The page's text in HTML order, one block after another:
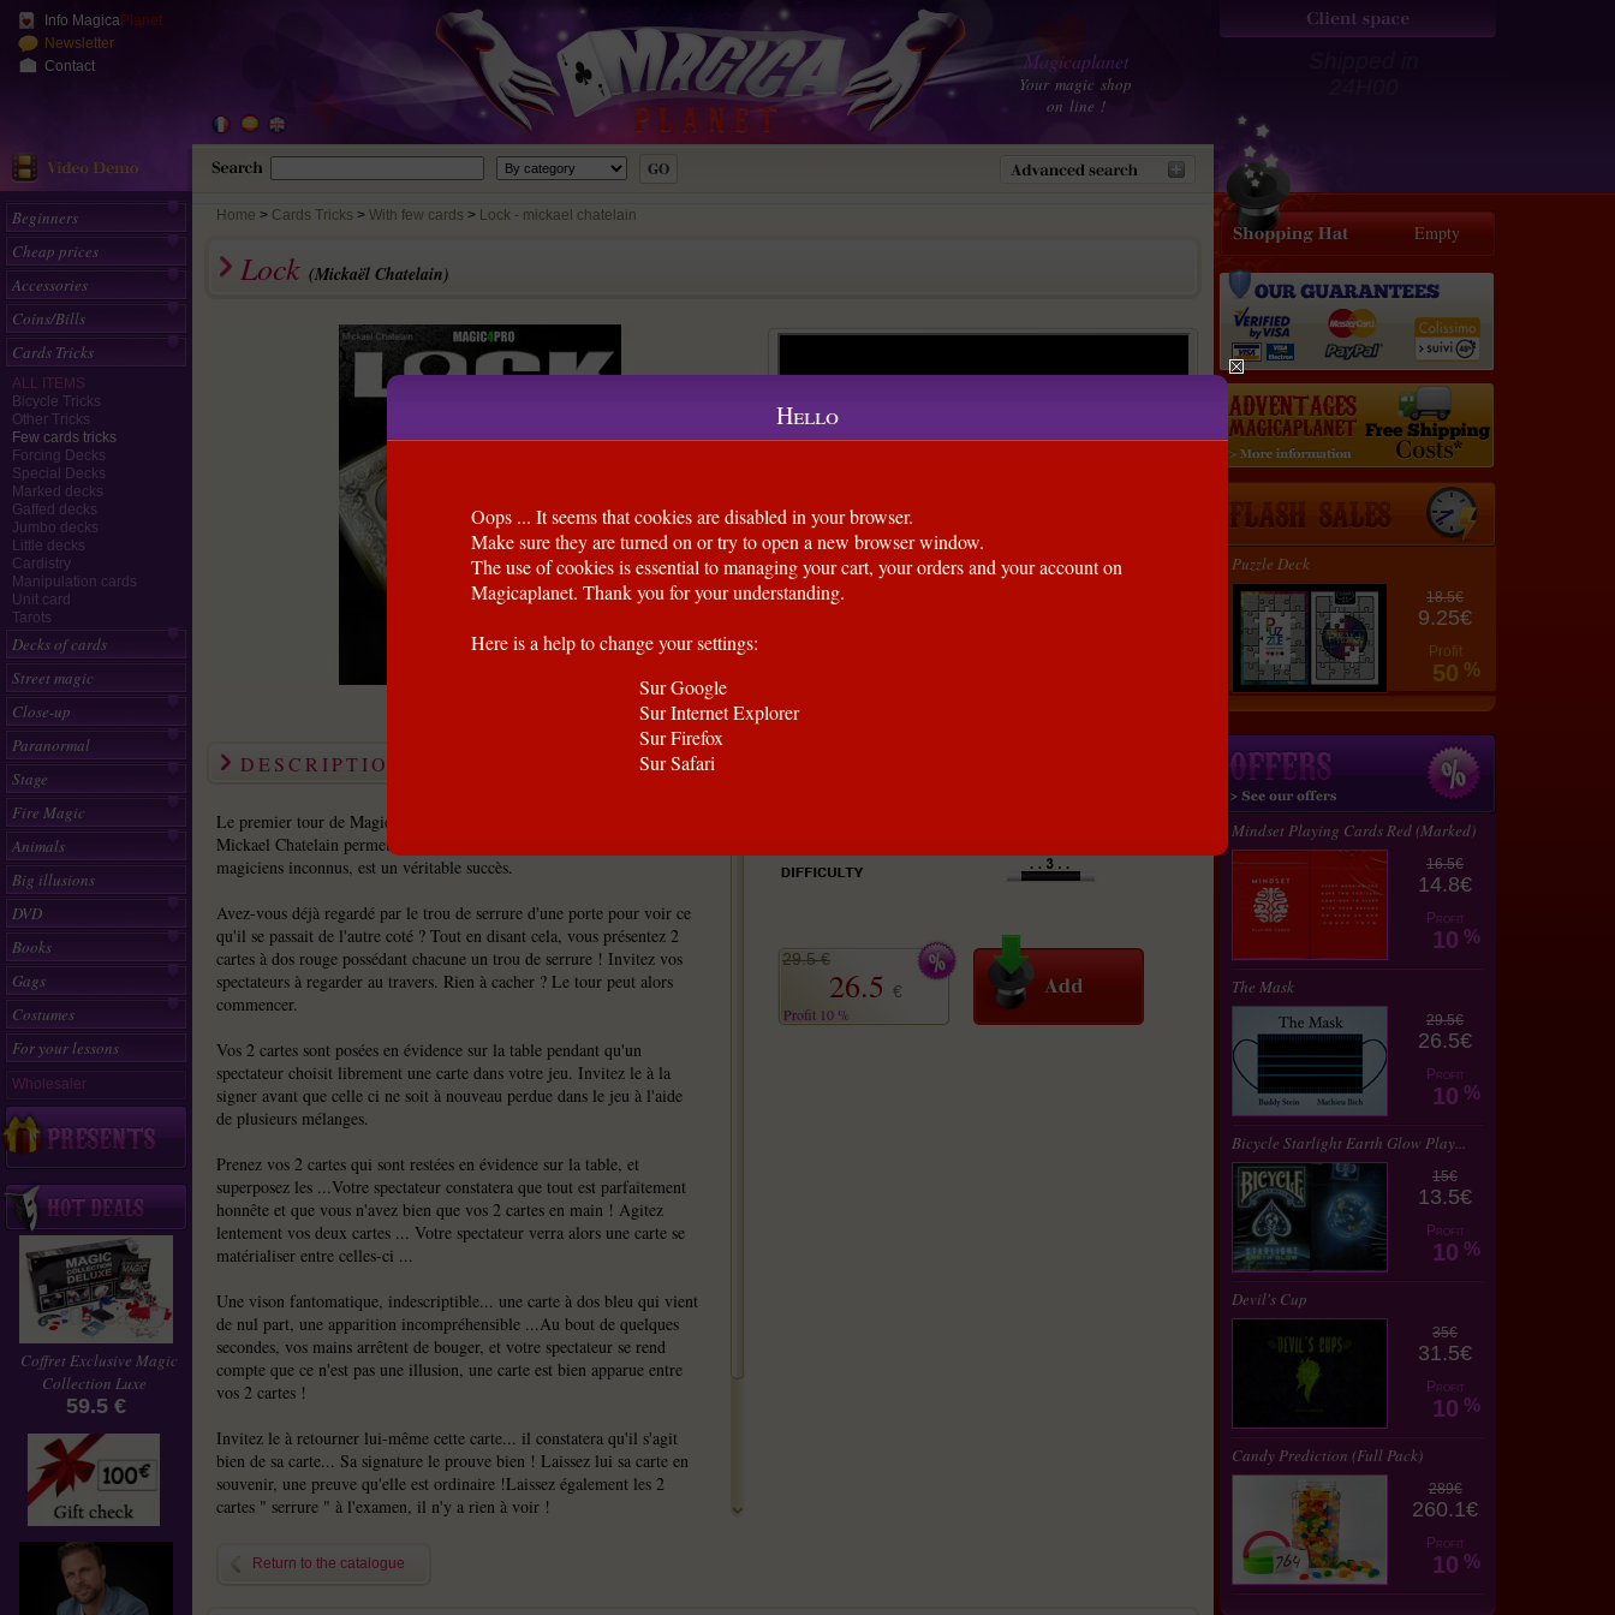
Info MagicaPlanet
Newsletter
Contact
Magicaplanet
Your magic shop
on line !
Beginners
Cheap prices
Accessories
Coins/Bills
Cards Tricks
ALL ITEMS
Bicycle Tricks
Other Tricks
Few cards tricks
Forcing Decks
Special Decks
Marked decks
Gaffed decks
Jumbo decks
Little decks
Cardistry
Manipulation cards
Unit card
Tarots
Decks of cards
Street magic
Close-up
Paranormal
Stage
Fire Magic
Animals
Big illusions
DVD
Books
Gags
Costumes
For your lessons
Wholesaler
Coffret Exclusive Magic
Collection Luxe
59.5 €
Home > Cards Tricks With few cards Lock - mickael chatelain
Lock (Mickaël Chatelain)
DESCRIPTION
Le premier tour de Magic4Pro, nouvelle société de production de
Mickael Chatelain permettant de mettre en lumière les idées de
magiciens inconnus, est un véritable succès.
Avez-vous déjà regardé par le trou de serrure d'une porte pour voir ce
qu'il se passait de l'autre coté ? Tout en disant cela, vous présentez 2
cartes à dos rouge possédant chacune un trou de serrure ! Invitez vos
spectateurs à regarder au travers. Rien à cacher ? Le tour peut alors
commencer.
Vos 2 cartes sont posées en évidence sur la table pendant qu'un
spectateur choisit librement une carte dans votre jeu. Invitez le à la
signer avant que celle ci ne soit à nouveau perdue dans le jeu à l'aide
de plusieurs mélanges.
Prenez vos 2 cartes qui sont restées en évidence sur la table, et
superposez les ...Votre spectateur constatera que tout est parfaitement
honnête et que vous n'avez bien que vos 2 cartes en main ! Agitez
lentement vos deux cartes ... Votre spectateur verra alors une carte se
matérialiser entre celles-ci ...
Une vison fantomatique, indescriptible... une carte à dos bleu qui vient
de nul part, une apparition incompréhensible ...Au bout de quelques
secondes, vos mains arrêtent de bouger, et votre spectateur se rend
compte que ce n'est pas une illusion, une carte est bien apparue entre
vos 2 cartes !
Invitez le à retourner lui-même cette carte... il constatera qu'il s'agit
bien de sa carte... Sa signature le prouve bien ! Laissez lui sa carte en
souvenir, une preuve qu'elle est ordinaire !Laissez également les 2
cartes " serrure " à l'examen, il n'y a rien à voir !
Lien vidéo inclus en Français
Une création signée Victor Zako & Mickael Chatelain
Return to the catalogue
29.5 €
26.5 €
Profit 10 %
Empty
Puzzle Deck
18.5€
9.25€
Profit
50 %
Mindset Playing Cards Red (Marked)
16.5€
14.8€
Profit
10 %
The Mask
29.5€
26.5€
Profit
10 %
Bicycle Starlight Earth Glow Play...
15€
13.5€
Profit
10 %
Devil's Cup
35€
31.5€
Profit
10 %
Candy Prediction (Full Pack)
289€
260.1€
Profit
10 %
Hello
Oops ... It seems that cookies are disabled in your browser.
Make sure they are turned on or try to open a new browser window.
The use of cookies is essential to managing your cart, your orders and your account on
Magicaplanet. Thank you for your understanding.
Here is a help to change your settings:
Sur Google
Sur Internet Explorer
Sur Firefox
Sur Safari